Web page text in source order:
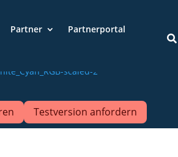
Partner
Partnerportal

Testversion anfordern